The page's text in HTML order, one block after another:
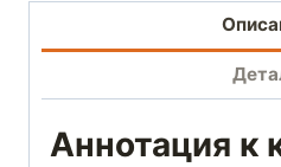
Аннотация к